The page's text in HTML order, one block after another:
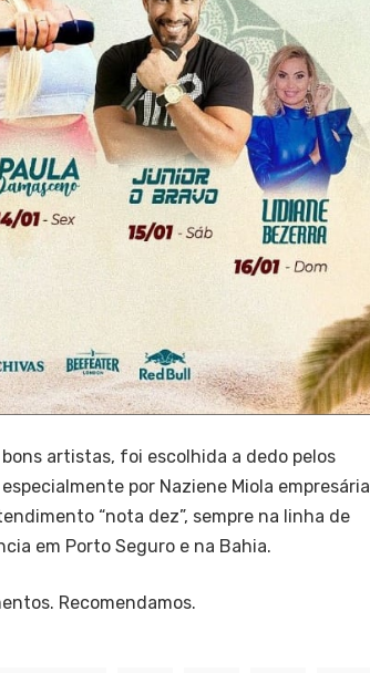
artistas, foi escolhida a dedo pelos
por Naziene Miola empresária
“nota dez”, sempre na linha de
em Porto Seguro e na Bahia.
Recomendamos.